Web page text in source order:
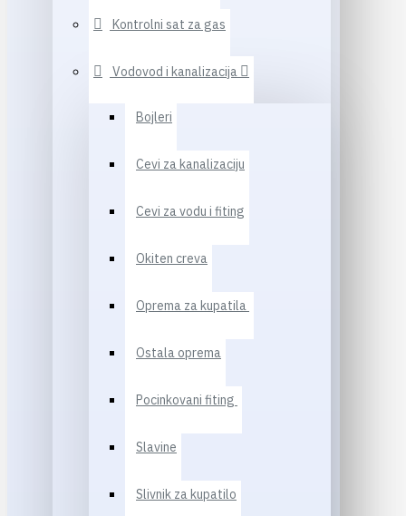
Kontrolni sat za gas
Vodovod i kanalizacija
Bojleri
Cevi za kanalizaciju
Cevi za vodu i fiting
Okiten creva
Oprema za kupatila
Ostala oprema
Pocinkovani fiting
Slavine
Slivnik za kupatilo